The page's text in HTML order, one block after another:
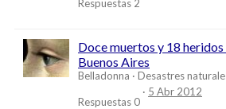
Respuestas 2
Doce muertos y 18
Buenos Aires
Belladonna Desastres
Respuestas 0
5 Abr 2012